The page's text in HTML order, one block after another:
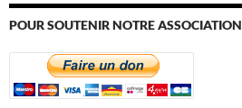
POUR SOUTENIR NOTRE ASSOCIATION